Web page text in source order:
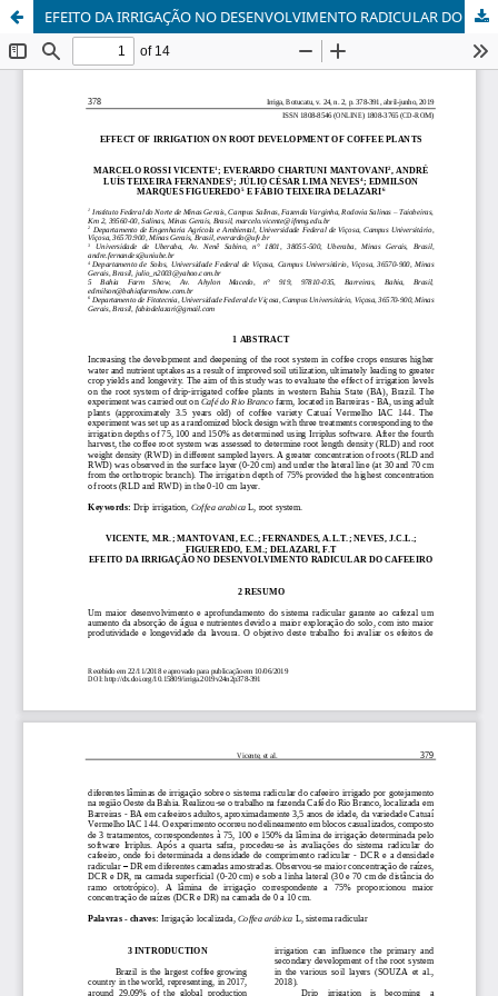
EFEITO DA IRRIGAÇÃO NO DESENVOLVIMENTO RADICULAR DO CAFEEIRO